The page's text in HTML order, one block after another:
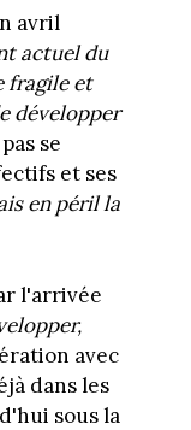
avril
actuel du
fragile et
développer
se
et ses
en péril la
l'arrivée
avec
dans les
sous la